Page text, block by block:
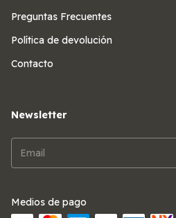
Preguntas Frecuentes
Política de devolución
Contacto
Newsletter
Medios de pago